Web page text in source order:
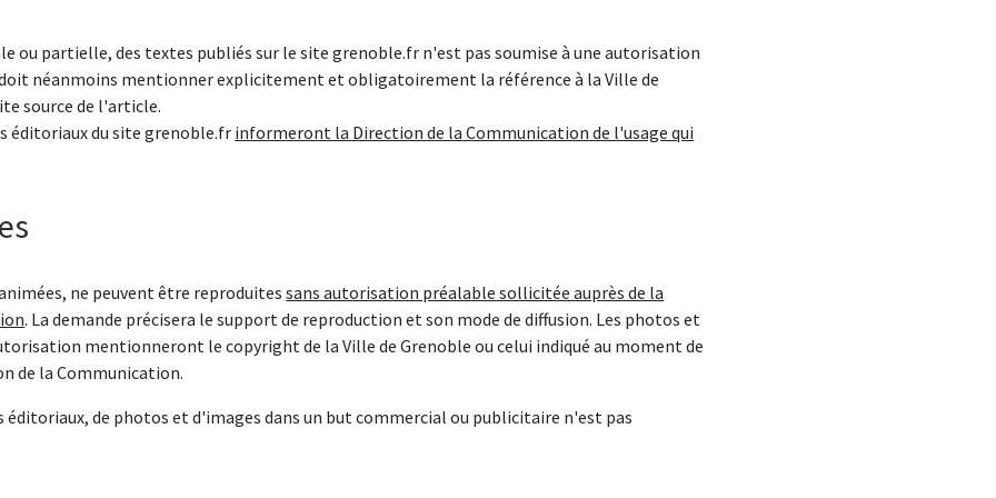
ou partielle, des textes publiés sur le site grenoble.fr n'est pas soumise à une autorisation
néanmoins mentionner explicitement et obligatoirement la référence à la Ville de
source de l'article.
éditoriaux du site grenoble.fr informeront la Direction de la Communication de l'usage qui
ne peuvent être reproduitessans autorisation préalable sollicitée auprès de la
. La demande précisera le support de reproduction et son mode de diffusion. Les photos et
mentionneront le copyright de la Ville de Grenoble ou celui indiqué au moment de
de la Communication.
éditoriaux, de photos et d'images dans un but commercial ou publicitaire n'est pas